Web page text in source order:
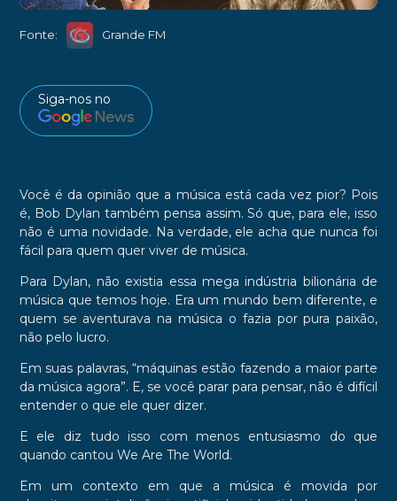
Fonte: Grande FM
Siga-nos no
Você é da opinião que a música está cada vez pior? Pois
é, Bob Dylan também pensa assim. Só que, para ele, isso
não é uma novidade. Na verdade, ele acha que nunca foi
fácil para quem quer viver de música.
Para Dylan, não existia essa mega indústria bilionária de
música que temos hoje. Era um mundo bem diferente, e
quem se aventurava na música o fazia por pura paixão,
não pelo lucro.
Em suas palavras, “máquinas estão fazendo a maior parte
da música agora”. E, se você parar para pensar, não é difícil
entender o que ele quer dizer.
E ele diz tudo isso com menos entusiasmo do que
quando cantou We Are The World.
Em um contexto em que a música é movida por